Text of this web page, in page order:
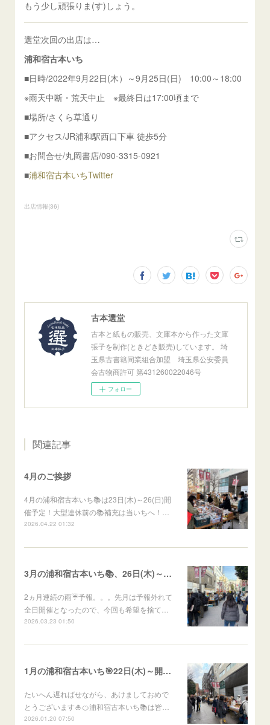
もう少し頑張りま(す)しょう。
選堂次回の出店は…
浦和宿古本いち
■日時/2022年9月22日(木）～9月25日(日) 10:00～18:00
※雨天中断・荒天中止 ※最終日は17:00頃まで
■場所/さくら草通り
■アクセス/JR浦和駅西口下車 徒歩5分
■お問合せ/丸岡書店/090-3315-0921
■浦和宿古本いちTwitter
出店情報(36)
古本選堂
古本と紙もの販売、文庫本から作った文庫
張子を制作(ときどき販売)しています。 埼
玉県古書籍同業組合加盟 埼玉県公安委員
会古物商許可 第431260022046号
フォロー
関連記事
4月のご挨拶
4月の浦和宿古本いち📚は23日(木)～26(日)開
催予定！大型連休前の📚補充は当いちへ！…
2026.04.22 01:32
3月の浦和宿古本いち📚、26日(木)～29(日)開催予定
2ヵ月連続の雨☔予報。。。先月は予報外れて
全日開催となったので、今回も希望を捨て…
2026.03.23 01:50
1月の浦和宿古本いち🎯22日(木)～開催予定
たいへん遅ればせながら、あけましておめで
とうございます🎍🍊浦和宿古本いち📚は皆…
2026.01.20 07:50